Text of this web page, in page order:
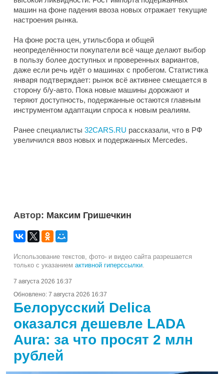
машин на фоне падения ввоза новых отражает текущие
настроения рынка.
На фоне роста цен, утильсбора и общей
неопределённости покупатели всё чаще делают выбор
в пользу более доступных и проверенных вариантов,
даже если речь идёт о машинах с пробегом. Статистика
января подтверждает: рынок всё активнее смещается в
сторону б/у-авто. Пока новые машины дорожают и
теряют доступность, подержанные остаются главным
инструментом адаптации спроса к новым реалиям.
Ранее специалисты 32CARS.RU рассказали, что в РФ
увеличился ввоз новых и подержанных Mercedes.
Автор: Максим Гришечкин
Использование текстов, фото- и видео сайта разрешается
только с указанием активной гиперссылки.
7 августа 2026 16:37
Обновлено: 7 августа 2026 16:37
Белорусский Delica
оказался дешевле LADA
Aura: за что просят 2 млн
рублей